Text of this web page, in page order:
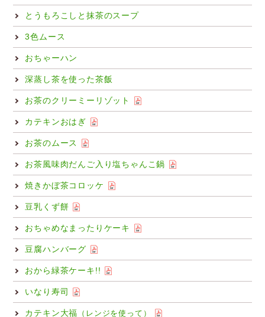
とうもろこしと抹茶のスープ
3色ムース
おちゃーハン
深蒸し茶を使った茶飯
お茶のクリーミーリゾット
カテキンおはぎ
お茶のムース
お茶風味肉だんご入り塩ちゃんこ鍋
焼きかぼ茶コロッケ
豆乳くず餅
おちゃめなまったりケーキ
豆腐ハンバーグ
おから緑茶ケーキ!!
いなり寿司
カテキン大福 （レンジを使って）